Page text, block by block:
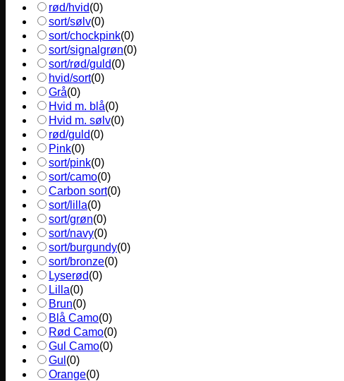
rød/hvid(0)
sort/sølv(0)
sort/chockpink(0)
sort/signalgrøn(0)
sort/rød/guld(0)
hvid/sort(0)
Grå(0)
Hvid m. blå(0)
Hvid m. sølv(0)
rød/guld(0)
Pink(0)
sort/pink(0)
sort/camo(0)
Carbon sort(0)
sort/lilla(0)
sort/grøn(0)
sort/navy(0)
sort/burgundy(0)
sort/bronze(0)
Lyserød(0)
Lilla(0)
Brun(0)
Blå Camo(0)
Rød Camo(0)
Gul Camo(0)
Gul (0)
Orange(0)